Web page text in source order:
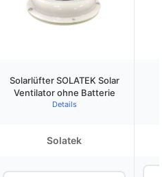
Solarlüfter SOLATEK Solar
Ventilator ohne Batterie
Details
Solatek